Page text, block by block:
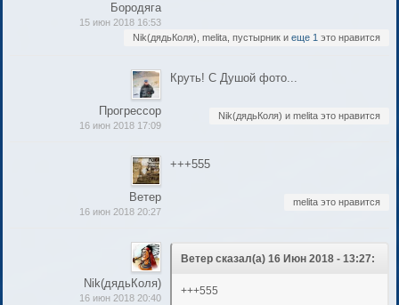
Бородяга
15 июн 2018 16:53
Nik(дядьКоля), melita, пустырник и еще 1 это нравится
Прогрессор
16 июн 2018 17:09
Круть! С Душой фото...
Nik(дядьКоля) и melita это нравится
Ветер
16 июн 2018 20:27
+++555
melita это нравится
Nik(дядьКоля)
16 июн 2018 20:40
Ветер сказал(а) 16 Июн 2018 - 13:27:
+++555